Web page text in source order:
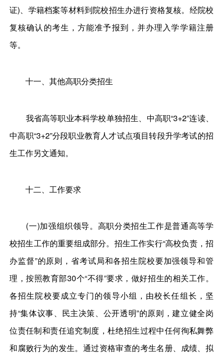
证)、学籍档案等材料到院校招生办进行资格复核。经院校
复核确认的考生，方能准予报到，并办理入学学籍注册
等。
十一、其他高职分类招生
我省高等职业本科学校单独招生、中高职“3+2”连读、
中高职“3+2”分段职业教育人才试点项目转段升学考试的招
生工作另文通知。
十二、工作要求
(一)加强组织领导。高职分类招生工作是普通高等学
校招生工作的重要组成部分。招生工作实行“高校负责，招
办监督”的原则，省考试局和各招生院校要加强领导和管
理，按照教育部30个“不得”要求，做好招生的相关工作。
各招生院校要成立专门的领导小组，由校长任组长，坚
持“集体议事、民主决策、公开透明”的原则，建立健全岗
位责任制和责任追究制度，杜绝招生过程中任何徇私舞弊
和腐败行为的发生。通过资格审查的考生名册、成绩、拟